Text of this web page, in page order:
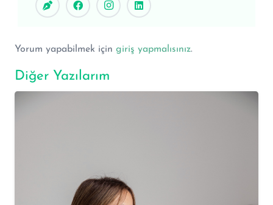
Yorum yapabilmek için giriş yapmalısınız.
Diğer Yazılarım